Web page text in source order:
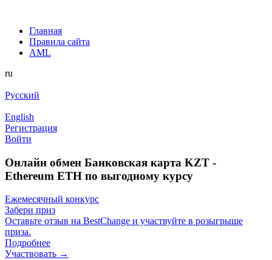
Главная
Правила сайта
AML
ru
Русский
English
Регистрация
Войти
Онлайн обмен Банковская карта KZT -
Ethereum ETH по выгодному курсу
Ежемесячный конкурс
Забери приз
Оставьте отзыв на BestChange и участвуйте в розыгрыше
приза.
Подробнее
Участвовать →